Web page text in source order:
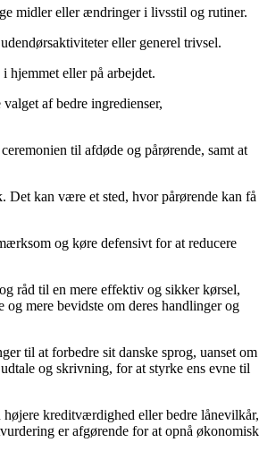
midler eller ændringer i livsstil og rutiner.
eller generel trivsel.
hjemmet eller på arbejdet.
af bedre ingredienser,
til afdøde og pårørende, samt at
Det kan være et sted, hvor pårørende kan få
og køre defensivt for at reducere
råd til en mere effektiv og sikker kørsel,
mere bevidste om deres handlinger og
til at forbedre sit danske sprog, uanset om
og skrivning, for at styrke ens evne til
kreditværdighed eller bedre lånevilkår,
er afgørende for at opnå økonomisk